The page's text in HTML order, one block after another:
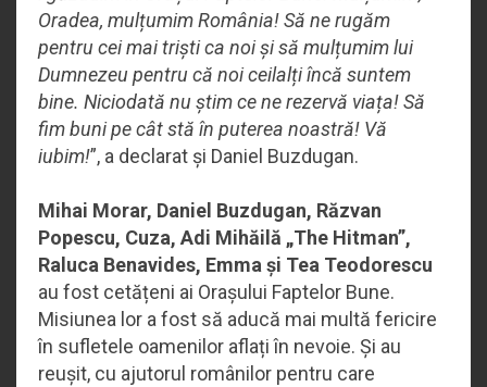
Oradea, mulțumim România! Să ne rugăm
pentru cei mai triști ca noi și să mulțumim lui
Dumnezeu pentru că noi ceilalți încă suntem
bine. Niciodată nu știm ce ne rezervă viața! Să
fim buni pe cât stă în puterea noastră! Vă
iubim!”, a declarat și Daniel Buzdugan.
Mihai Morar, Daniel Buzdugan, Răzvan
Popescu, Cuza, Adi Mihăilă „The Hitman”,
Raluca Benavides, Emma și Tea Teodorescu
au fost cetățeni ai Orașului Faptelor Bune.
Misiunea lor a fost să aducă mai multă fericire
în sufletele oamenilor aflați în nevoie. Și au
reușit, cu ajutorul românilor pentru care